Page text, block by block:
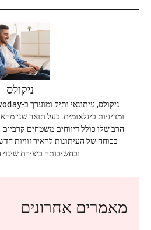
ניקולס
ומדיניות בינלאומית. בעל תואר שני
הרב שלו כולל דיווחים משטחים קרביים
בכוחה של העיתונות להאיר זוויות
ובחשיבותה ביצירת שינוי
מאמרים אחרונים